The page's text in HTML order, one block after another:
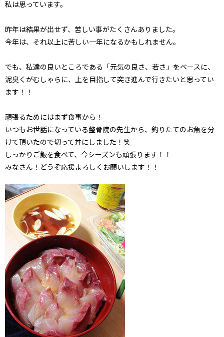
私は思っています。
昨年は結果が出せず、苦しい事がたくさんありました。
今年は、それ以上に苦しい一年になるかもしれません。
でも、私達の良いところである「元気の良さ、若さ」をベースに、
泥臭くがむしゃらに、上を目指して突き進んで行きたいと思ってい
ます！！
頑張るためにはまず食事から！
いつもお世話になっている整骨院の先生から、釣りたてのお魚を分
けて頂いたので切って丼にしました！笑
しっかりご飯を食べて、今シーズンも頑張ります！！
みなさん！どうぞ応援よろしくお願いします！！